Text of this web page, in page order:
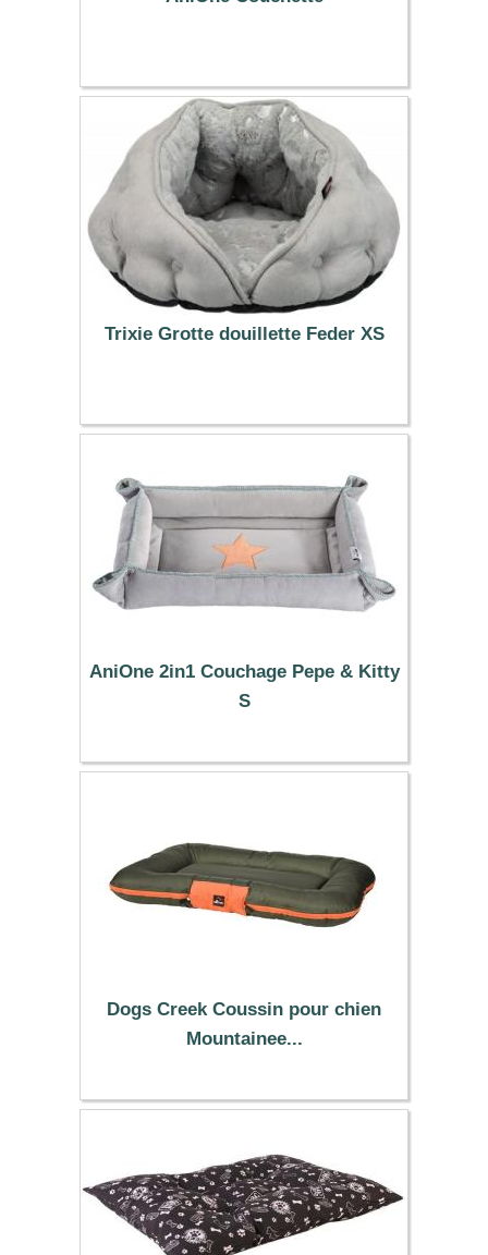
39.99 €
Trixie Grotte douillette Feder XS
29.99 €
AniOne 2in1 Couchage Pepe & Kitty
S
19.99 €
Dogs Creek Coussin pour chien
Mountainee...
62.99 €